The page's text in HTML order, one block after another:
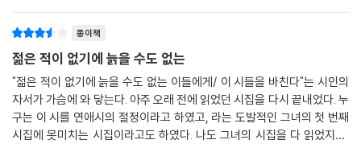
종이책
젊은 적이 없기에 늙을 수도 없는
"젊은 적이 없기에 늙을 수도 없는 이들에게/ 이 시들을 바친다"는 시인의
자서가 가슴에 와 닿는다. 아주 오래 전에 읽었던 시집을 다시 끝내었다. 누
구는 이 시를 연애시의 절정이라고 하였고, 라는 도발적인 그녀의 첫 번째
시집에 못미치는 시집이라고도 하였다. 나도 그녀의 시집을 다 읽었지만,